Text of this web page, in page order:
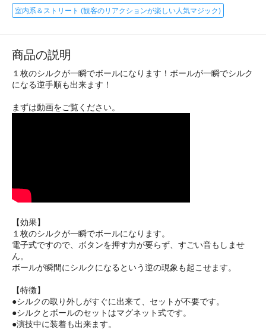
室内系＆ストリート (観客のリアクションが楽しい人気マジック)
商品の説明
１枚のシルクが一瞬でボールになります！ボールが一瞬でシルク
になる逆手順も出来ます！
まずは動画をご覧ください。
【効果】
１枚のシルクが一瞬でボールになります。
電子式ですので、ボタンを押す力が要らず、すごい音もしませ
ん。
ボールが瞬間にシルクになるという逆の現象も起こせます。
【特徴】
●シルクの取り外しがすぐに出来て、セットが不要です。
●シルクとボールのセットはマグネット式です。
●演技中に装着も出来ます。